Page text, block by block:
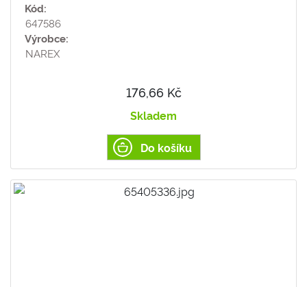
Kód:
647586
Výrobce:
NAREX
176,66 Kč
Skladem
Do košíku